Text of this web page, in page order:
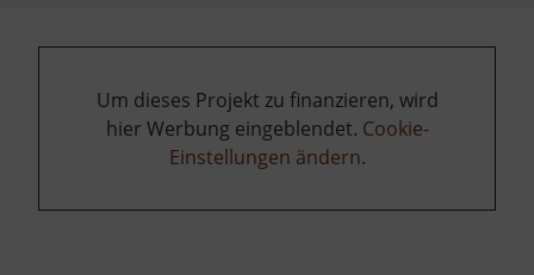
Um dieses Projekt zu finanzieren, wird
hier Werbung eingeblendet. Cookie-
Einstellungen ändern.